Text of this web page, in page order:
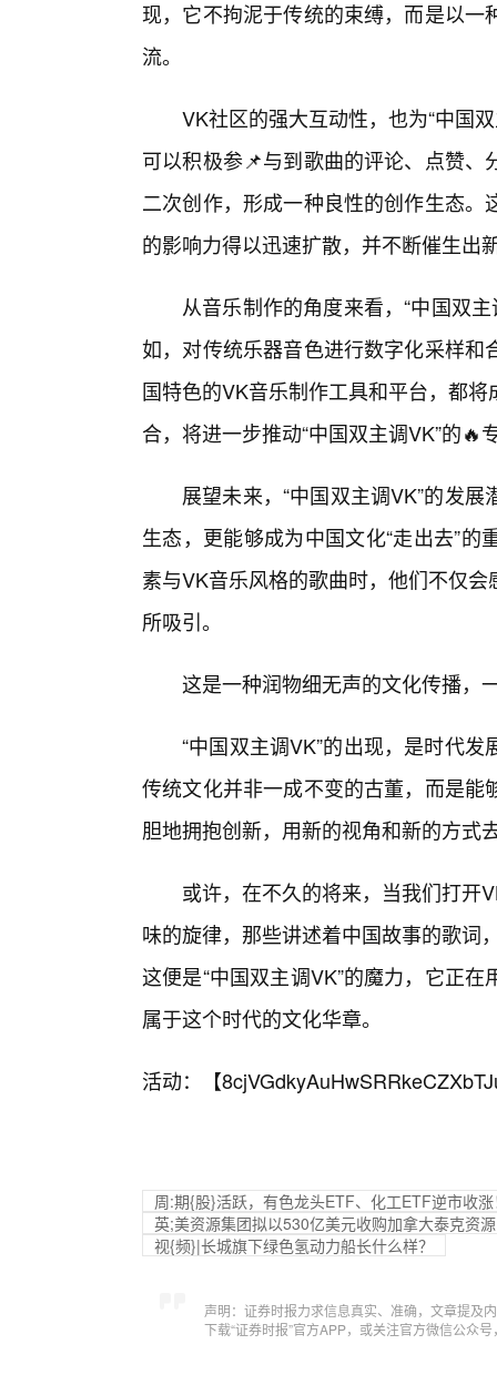
现，它不拘泥于传统的束缚，而是以
流。
VK社区的强大互动性，也为“中国
可以积极参📌与到歌曲的评论、点赞
二次创作，形成一种良性的创作生态。
的影响力得以迅速扩散，并不断催生出
从音乐制作的角度来看，“中国双
如，对传统乐器音色进行数字化采样
国特色的VK音乐制作工具和平台，都
合，将进一步推动“中国双主调VK”的🔥
展望未来，“中国双主调VK”的发
生态，更能够成为中国文化“走出去”
素与VK音乐风格的歌曲时，他们不仅
所吸引。
这是一种润物细无声的文化传播，
“中国双主调VK”的出现，是时代
传统文化并非一成不变的古董，而是
胆地拥抱创新，用新的视角和新的方式
或许，在不久的将来，当我们打开
味的旋律，那些讲述着中国故事的歌词
这便是“中国双主调VK”的魔力，它正
属于这个时代的文化华章。
活动：【
周:期{股}活跃，有色龙头ETF、化工ETF逆市收
英;美资源集团拟以530亿美元收购加拿大泰克资
视{频}|长城旗下绿色氢动力船长什么样？
声明：证券时报力求信息真实、准确，文章提及
下载“证券时报”官方APP，或关注官方微信公众